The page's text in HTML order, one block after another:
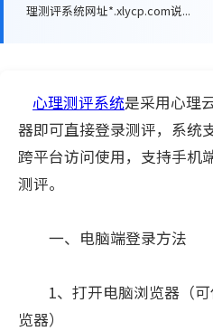
理测评系统网址*.xlycp.com说...
心理测评系统是采用心理
器即可直接登录测评，系统
跨平台访问使用，支持手机
测评。
一、电脑端登录方法
1、打开电脑浏览器（可
览器）